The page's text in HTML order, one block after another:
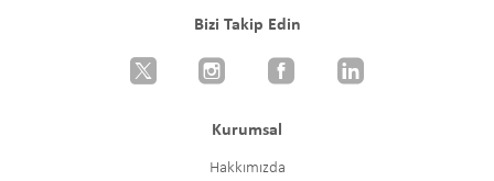
Bizi Takip Edin
Kurumsal
Hakkımızda